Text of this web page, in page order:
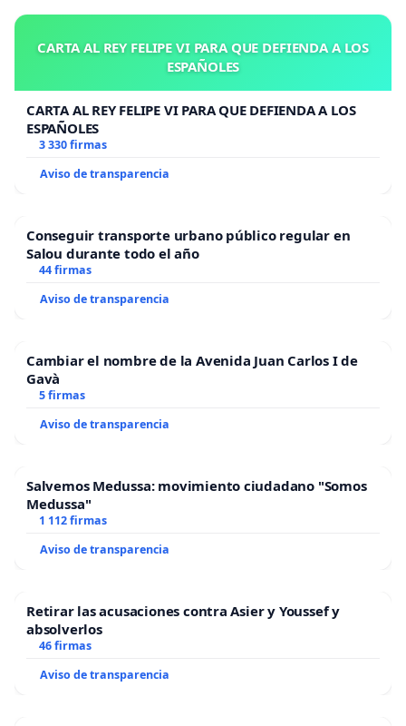
CARTA AL REY FELIPE VI PARA QUE DEFIENDA A LOS
ESPAÑOLES
CARTA AL REY FELIPE VI PARA QUE DEFIENDA A LOS
ESPAÑOLES
3 330 firmas
Aviso de transparencia
Conseguir transporte urbano público regular en
Salou durante todo el año
44 firmas
Aviso de transparencia
Cambiar el nombre de la Avenida Juan Carlos I de
Gavà
5 firmas
Aviso de transparencia
Salvemos Medussa: movimiento ciudadano "Somos
Medussa"
1 112 firmas
Aviso de transparencia
Retirar las acusaciones contra Asier y Youssef y
absolverlos
46 firmas
Aviso de transparencia